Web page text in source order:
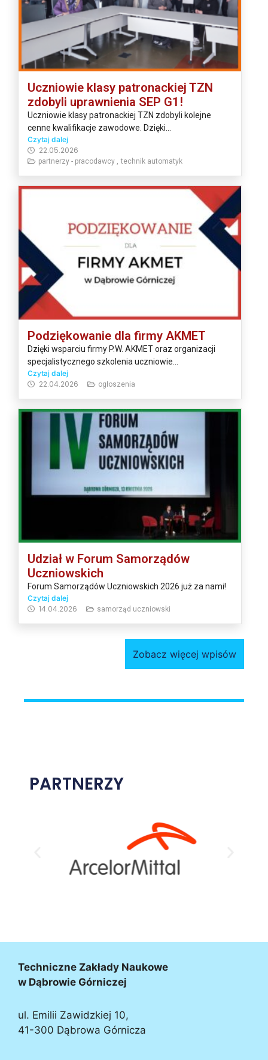
Uczniowie klasy patronackiej TZN
zdobyli uprawnienia SEP G1!
Uczniowie klasy patronackiej TZN zdobyli kolejne
cenne kwalifikacje zawodowe. Dzięki...
Czytaj dalej
22.05.2026
partnerzy - pracodawcy , technik automatyk
Podziękowanie dla firmy AKMET
Dzięki wsparciu firmy P.W. AKMET oraz organizacji
specjalistycznego szkolenia uczniowie...
Czytaj dalej
22.04.2026 ogłoszenia
Udział w Forum Samorządów
Uczniowskich
Forum Samorządów Uczniowskich 2026 już za nami!
Czytaj dalej
14.04.2026 samorząd uczniowski
Zobacz więcej wpisów
PARTNERZY
Techniczne Zakłady Naukowe
w Dąbrowie Górniczej
ul. Emilii Zawidzkiej 10,
41-300 Dąbrowa Górnicza